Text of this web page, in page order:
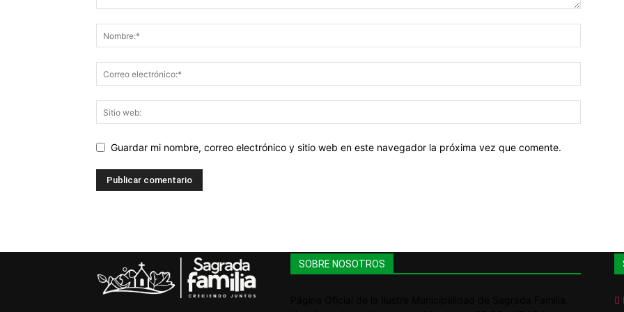
Guardar mi nombre, correo electrónico y sitio web en este navegador la próxima vez que comente.
SOBRE NOSOTROS